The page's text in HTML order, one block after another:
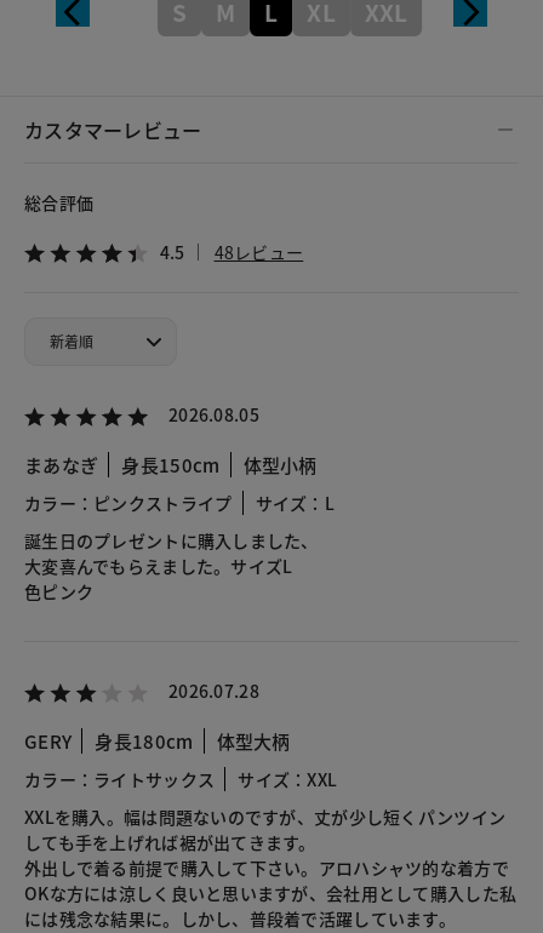
S M L XL XXL
カスタマーレビュー
総合評価
4.5 48レビュー
2026.08.05
まあなぎ 身長150cm 体型小柄
カラー：ピンクストライプ
サイズ：L
誕生日のプレゼントに購入しました、
大変喜んでもらえました。サイズL
色ピンク
2026.07.28
GERY 身長180cm 体型大柄
カラー：ライトサックス
サイズ：XXL
XXLを購入。幅は問題ないのですが、丈が少し短くパンツイン
しても手を上げれば裾が出てきます。
外出しで着る前提で購入して下さい。アロハシャツ的な着方で
OKな方には涼しく良いと思いますが、会社用として購入した私
には残念な結果に。しかし、普段着で活躍しています。